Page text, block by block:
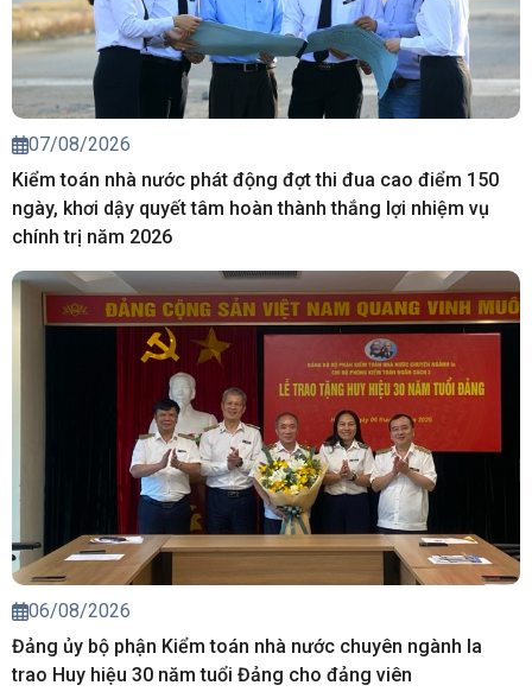
07/08/2026
Kiểm toán nhà nước phát động đợt thi đua cao điểm 150
ngày, khơi dậy quyết tâm hoàn thành thắng lợi nhiệm vụ
chính trị năm 2026
06/08/2026
Đảng ủy bộ phận Kiểm toán nhà nước chuyên ngành Ia
trao Huy hiệu 30 năm tuổi Đảng cho đảng viên